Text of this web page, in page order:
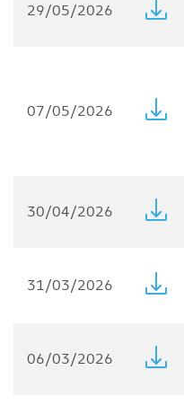
29/05/2026
07/05/2026
30/04/2026
31/03/2026
06/03/2026